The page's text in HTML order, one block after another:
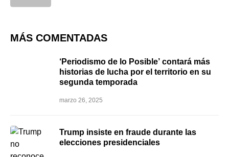
MÁS COMENTADAS
‘Periodismo de lo Posible’ contará más
historias de lucha por el territorio en su
segunda temporada
marzo 26, 2025
Trump insiste en fraude durante las
elecciones presidenciales